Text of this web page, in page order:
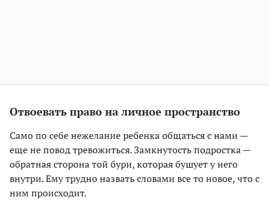
Отвоевать право на личное пространство
Само по себе нежелание ребенка общаться с нами —
еще не повод тревожиться. Замкнутость подростка —
обратная сторона той бури, которая бушует у него
внутри. Ему трудно назвать словами все то новое, что с
ним происходит.